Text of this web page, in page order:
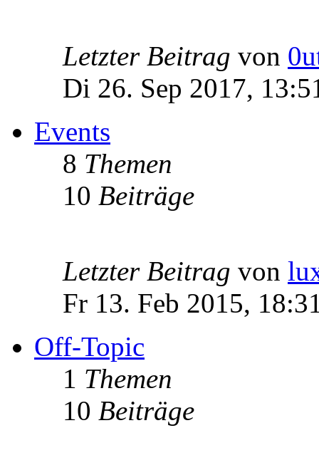
Letzter Beitrag von
Di 26. Sep 2017,
Events
8 Themen
10 Beiträge
Letzter Beitrag von
Fr 13. Feb 2015,
Off-Topic
1 Themen
10 Beiträge